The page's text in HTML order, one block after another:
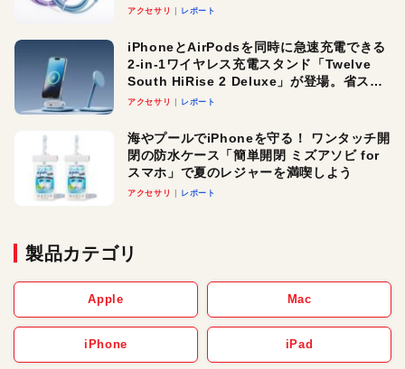
アクセサリ レポート
iPhoneとAirPodsを同時に急速充電できる
2-in-1ワイヤレス充電スタンド「Twelve
South HiRise 2 Deluxe」が登場。省スペ
ースでおしゃれに充電したい人にオスス
アクセサリ レポート
海やプールでiPhoneを守る！ ワンタッチ開
閉の防水ケース「簡単開閉 ミズアソビ for
スマホ」で夏のレジャーを満喫しよう
アクセサリ レポート
製品カテゴリ
Apple Mac
iPhone iPad